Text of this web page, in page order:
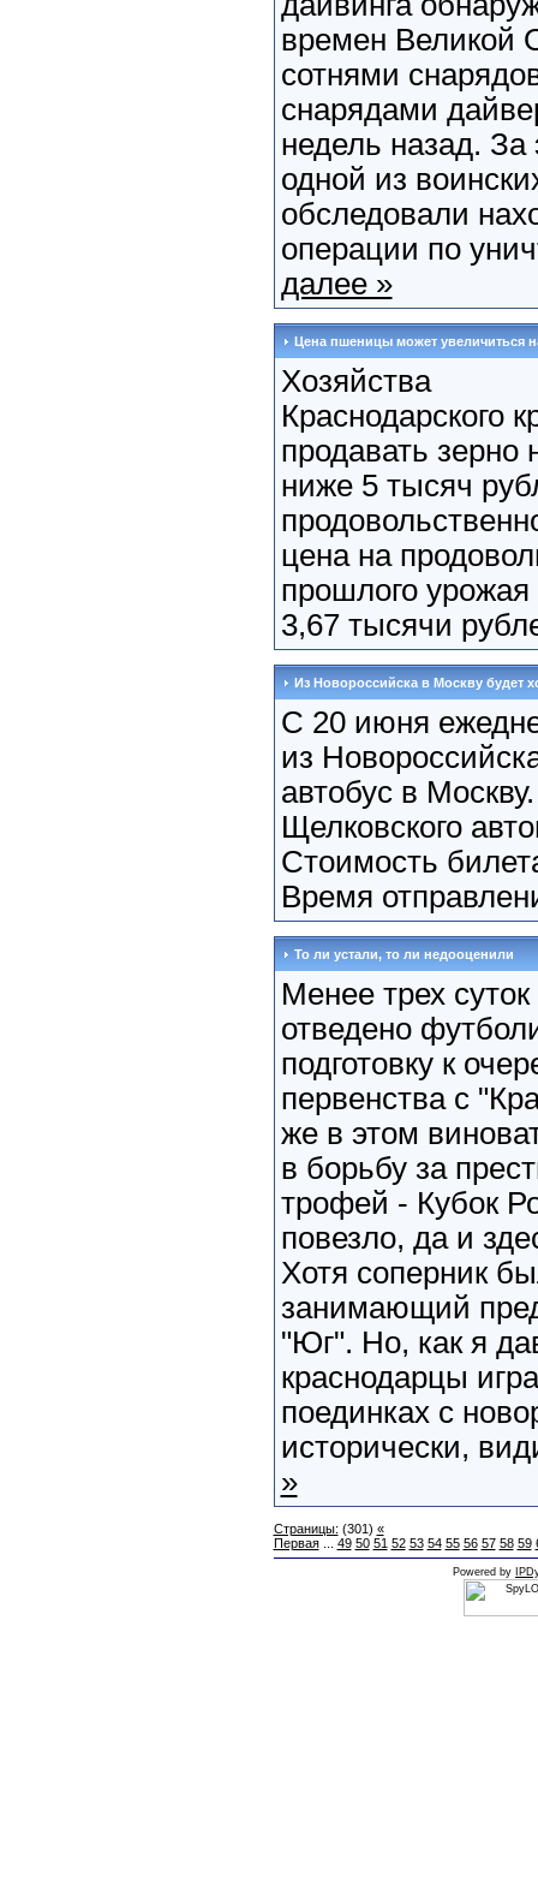
времен Великой
сотнями
снарядами
недель назад. За
одной из
обследовали
операции по
далее »
Цена пшеницы может увеличиться
Хозяйства
Краснодарского
продавать зерно
ниже 5 тысяч
цена на
прошлого урожая
3,67 тысячи
Из Новороссийска в Москву будет
С 20 июня
из
автобус в
Щелковского
Стоимость
Время
То ли устали, то ли недооценили
Менее трех
отведено
подготовку к
первенства с
же в этом
в борьбу за
трофей - Кубок
повезло, да и
Хотя соперник
занимающий
"Юг". Но, как я
краснодарцы
поединках с
исторически,
»
Страницы: (301) «
Первая... 49 50 51 52 53 54 55 56 57 58 59
Powered by